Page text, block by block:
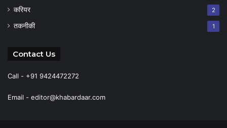
करियर 2
तकनीकी 1
Contact Us
Call - +91 9424472272
Email - editor@khabardaar.com